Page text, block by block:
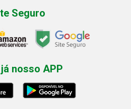
Seguro
nosso APP